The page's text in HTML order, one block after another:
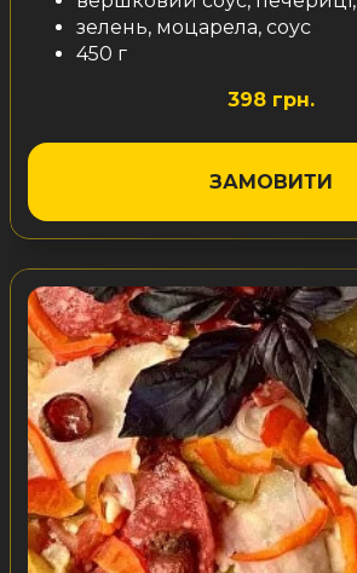
зелень, моцарела, соус
450 г
398 грн.
ЗАМОВИТИ